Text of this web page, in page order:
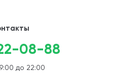
08-88
до 22:00